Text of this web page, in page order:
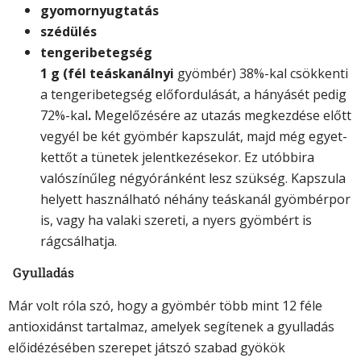
gyomornyugtatás
szédülés
tengeribetegség
1 g (fél teáskanálnyi gyömbér) 38%-kal csökkenti
a tengeribetegség előfordulását, a hányásét pedig
72%-kal. Megelőzésére az utazás megkezdése előtt
vegyél be két gyömbér kapszulát, majd még egyet-
kettőt a tünetek jelentkezésekor. Ez utóbbira
valószínűleg négyóránként lesz szükség. Kapszula
helyett használható néhány teáskanál gyömbérpor
is, vagy ha valaki szereti, a nyers gyömbért is
rágcsálhatja.
Gyulladás
Már volt róla szó, hogy a gyömbér több mint 12 féle
antioxidánst tartalmaz, amelyek segítenek a gyulladás
előidézésében szerepet játszó szabad gyökök